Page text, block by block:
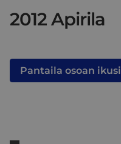
2012 Apirila
Pantaila osoan ikusi